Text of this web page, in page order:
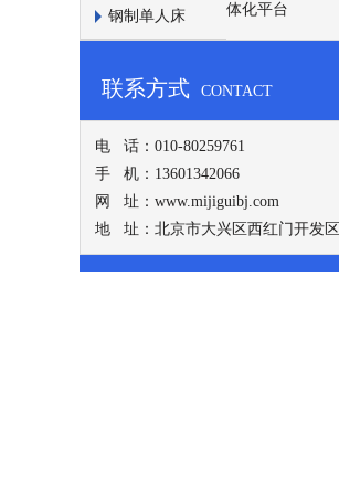
体化平台
钢制单人床
联系方式 CONTACT
电 话：010-80259761
手 机：13601342066
网 址：www.mijiguibj.com
地 址：北京市大兴区西红门开发区